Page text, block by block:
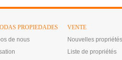
PROPIEDADES
de nous
VENTE
Nouvelles propriétés
Liste de propriétés